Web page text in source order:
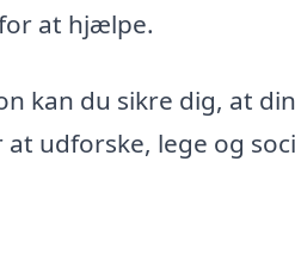
at hjælpe.
kan du sikre dig, at
udforske, lege og